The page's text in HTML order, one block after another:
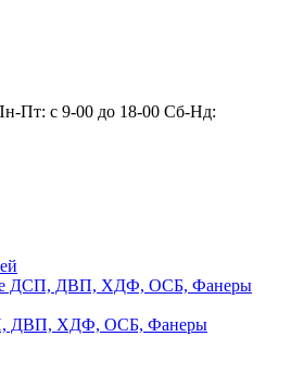
Пт: с 9-00 до 18-00 Сб-Нд:
ДСП, ДВП, ХДФ, ОСБ, Фанеры
ДВП, ХДФ, ОСБ, Фанеры